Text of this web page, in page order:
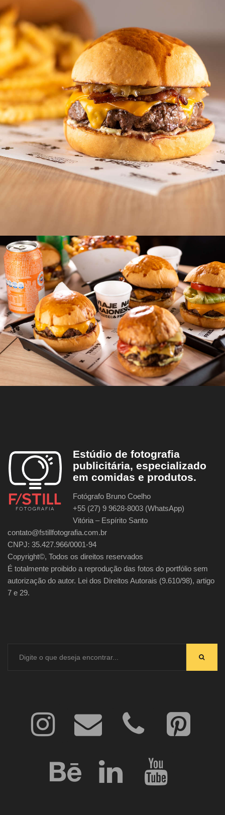
Estúdio de fotografia
publicitária, especializado
em comidas e produtos.
Fotógrafo Bruno Coelho
+55 (27) 9 9628-8003 (WhatsApp)
Vitória – Espírito Santo
contato@fstillfotografia.com.br
CNPJ: 35.427.966/0001-94
Copyright©, Todos os direitos reservados
É totalmente proibido a reprodução das fotos do portfólio sem
autorização do autor. Lei dos Direitos Autorais (9.610/98), artigo
7 e 29.